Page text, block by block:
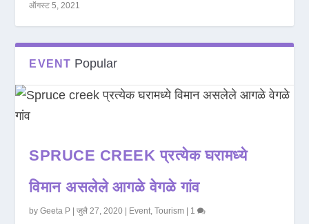
ऑगस्ट 5, 2021
EVENT Popular
SPRUCE CREEK प्रत्येक घरामध्ये
विमान असलेले आगळे वेगळे गांव
byGeeta P |जुलै 27, 2020 Event,Tourism 1